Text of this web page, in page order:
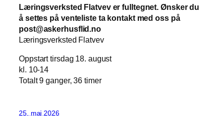
Læringsverksted Flatvev er fulltegnet. Ønsker du
å settes på venteliste ta kontakt med oss på
post@askerhusflid.no
Læringsverksted Flatvev
Oppstart tirsdag 18. august
kl. 10-14
Totalt 9 ganger, 36 timer
25. mai 2026